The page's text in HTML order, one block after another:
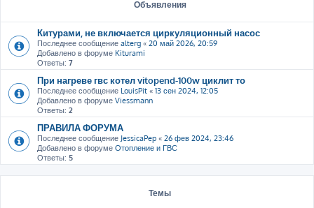
Объявления
Китурами, не включается циркуляционный насос
Последнее сообщение alterg « 20 май 2026, 20:59
Добавлено в форуме Kiturami
Ответы: 7
При нагреве гвс котел vitopend-100w циклит то
Последнее сообщение LouisPit « 13 сен 2024, 12:05
Добавлено в форуме Viessmann
Ответы: 2
ПРАВИЛА ФОРУМА
Последнее сообщение JessicaPep « 26 фев 2024, 23:46
Добавлено в форуме Отопление и ГВС
Ответы: 5
Темы